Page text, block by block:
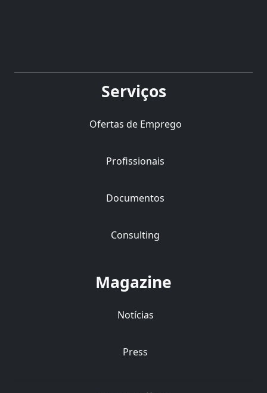
Serviços
Ofertas de Emprego
Profissionais
Documentos
Consulting
Magazine
Notícias
Press